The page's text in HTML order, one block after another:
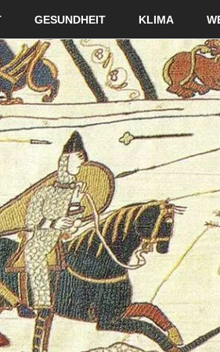
GESUNDHEIT KLIMA